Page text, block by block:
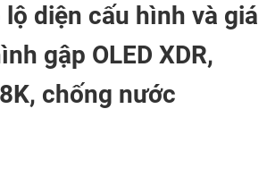
lộ diện cấu hình và giá
gập OLED XDR,
chống nước